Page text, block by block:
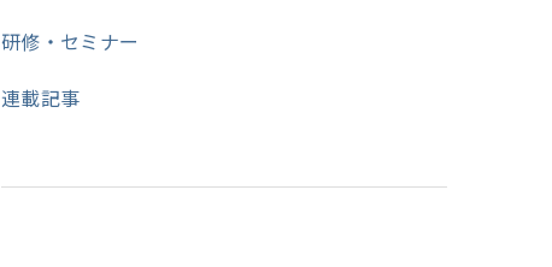
研修・セミナー
連載記事